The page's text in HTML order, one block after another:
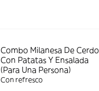
Combo Milanesa De Cerdo
Con Patatas Y Ensalada
(Para Una Persona)
Con refresco